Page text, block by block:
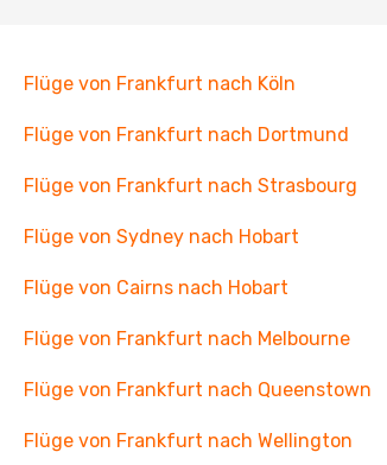
Flüge von Frankfurt nach Köln
Flüge von Frankfurt nach Dortmund
Flüge von Frankfurt nach Strasbourg
Flüge von Sydney nach Hobart
Flüge von Cairns nach Hobart
Flüge von Frankfurt nach Melbourne
Flüge von Frankfurt nach Queenstown
Flüge von Frankfurt nach Wellington